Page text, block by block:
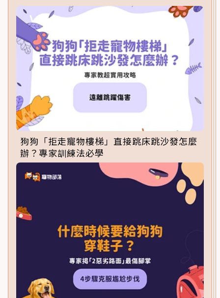
狗狗「拒走寵物樓梯」直接跳床跳沙發怎麼
辦？專家訓練法必學